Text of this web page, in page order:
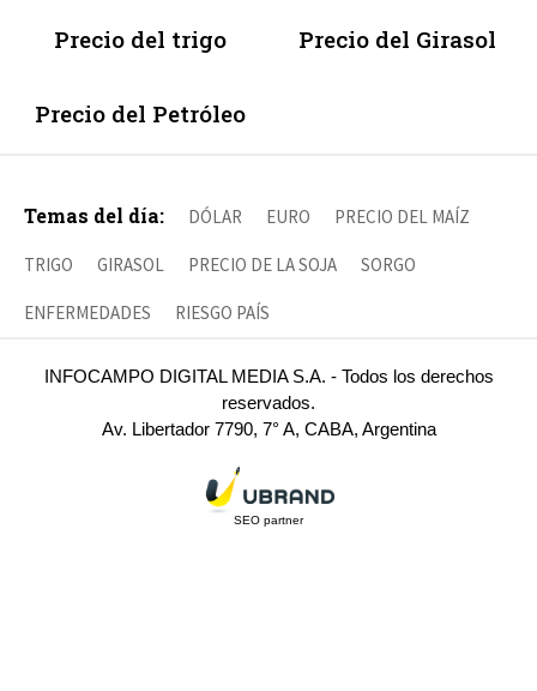
Precio del trigo Precio del Girasol
Precio del Petróleo
Temas del día: DÓLAR EURO PRECIO DEL MAÍZ
TRIGO GIRASOL PRECIO DE LA SOJA SORGO
ENFERMEDADES RIESGO PAÍS
INFOCAMPO DIGITAL MEDIA S.A. - Todos los derechos
reservados.
Av. Libertador 7790, 7° A, CABA, Argentina
SEO partner